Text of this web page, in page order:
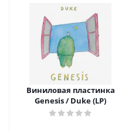
Виниловая пластинка
Genesis / Duke (LP)